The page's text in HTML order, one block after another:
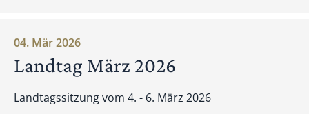
04. Mär 2026
Landtag März 2026
Landtagssitzung vom 4. - 6. März 2026